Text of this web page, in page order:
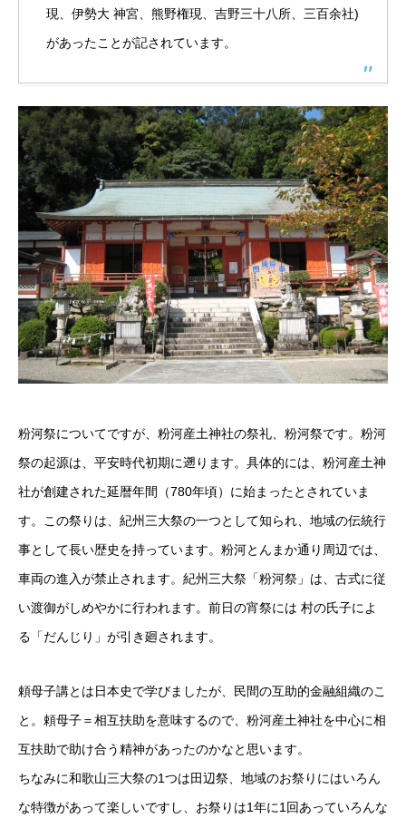
現、伊勢大 神宮、熊野権現、吉野三十八所、三百余社)
があったことが記されています。
粉河祭についてですが、粉河産土神社の祭礼、粉河祭です。粉河
祭の起源は、平安時代初期に遡ります。具体的には、粉河産土神
社が創建された延暦年間（780年頃）に始まったとされていま
す。この祭りは、紀州三大祭の一つとして知られ、地域の伝統行
事として長い歴史を持っています。粉河とんまか通り周辺では、
車両の進入が禁止されます。紀州三大祭「粉河祭」は、古式に従
い渡御がしめやかに行われます。前日の宵祭には 村の氏子によ
る「だんじり」が引き廻されます。
頼母子講とは日本史で学びましたが、民間の互助的金融組織のこ
と。頼母子＝相互扶助を意味するので、粉河産土神社を中心に相
互扶助で助け合う精神があったのかなと思います。
ちなみに和歌山三大祭の1つは田辺祭、地域のお祭りにはいろん
な特徴があって楽しいですし、お祭りは1年に1回あっていろんな